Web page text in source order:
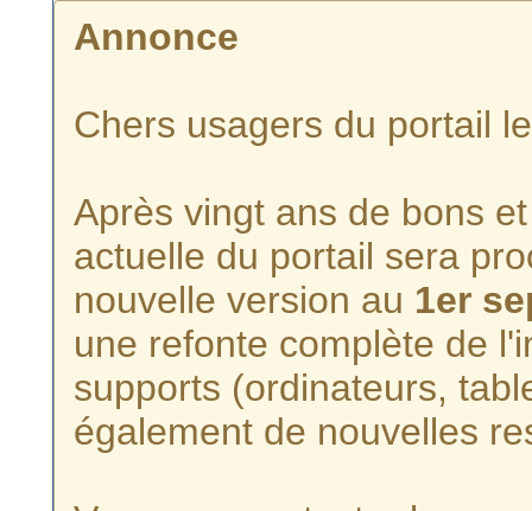
Annonce
Chers usagers du portail
Après vingt ans de bons
actuelle du portail sera
nouvelle version au 1er
une refonte complète de
supports (ordinateurs,
également de nouvelles